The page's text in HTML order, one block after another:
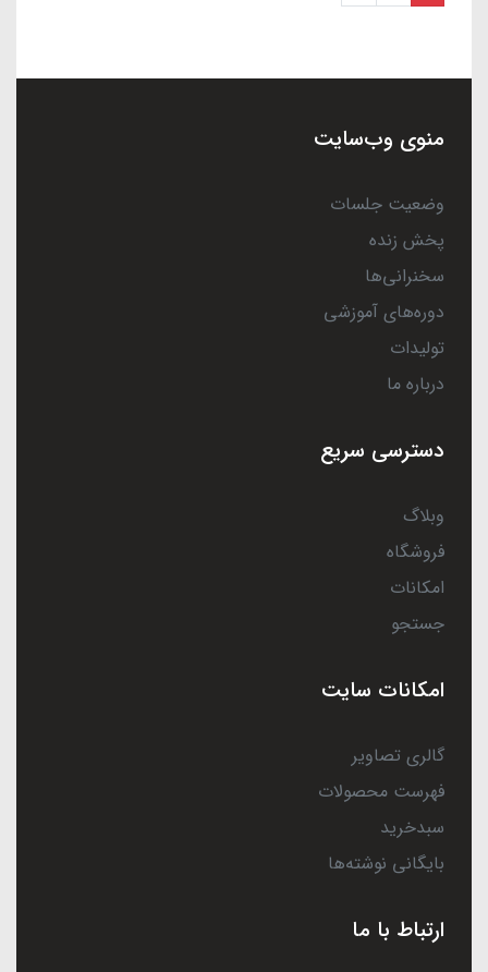
منوی وب‌سایت
وضعیت جلسات
پخش زنده
سخنرانی‌ها
دوره‌های آموزشی
تولیدات
درباره ما
دسترسی سریع
وبلاگ
فروشگاه
امکانات
جستجو
امکانات سایت
گالری تصاویر
فهرست محصولات
سبدخرید
بایگانی نوشته‌ها
ارتباط با ما